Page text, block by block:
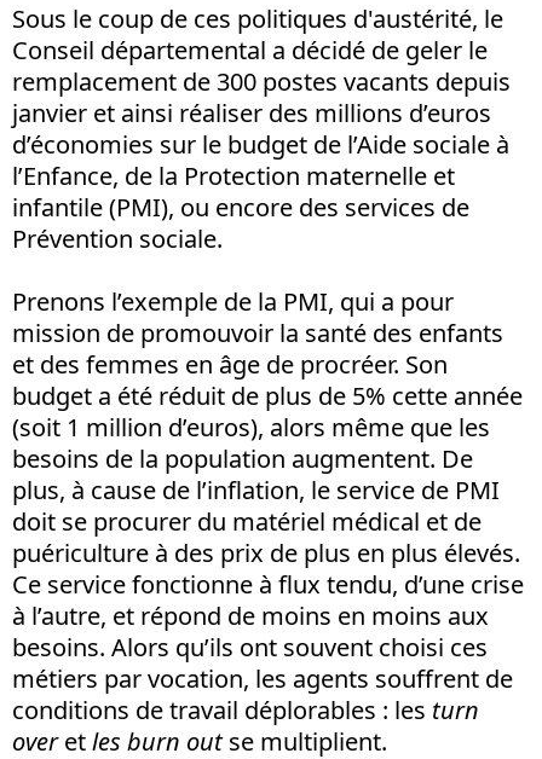
Sous le coup de ces politiques d'austérité, le
Conseil départemental a décidé de geler le
remplacement de 300 postes vacants depuis
janvier et ainsi réaliser des millions d’euros
d’économies sur le budget de l’Aide sociale à
l’Enfance, de la Protection maternelle et
infantile (PMI), ou encore des services de
Prévention sociale.
Prenons l’exemple de la PMI, qui a pour
mission de promouvoir la santé des enfants
et des femmes en âge de procréer. Son
budget a été réduit de plus de 5% cette année
(soit 1 million d’euros), alors même que les
besoins de la population augmentent. De
plus, à cause de l’inflation, le service de PMI
doit se procurer du matériel médical et de
puériculture à des prix de plus en plus élevés.
Ce service fonctionne à flux tendu, d’une crise
à l’autre, et répond de moins en moins aux
besoins. Alors qu’ils ont souvent choisi ces
métiers par vocation, les agents souffrent de
conditions de travail déplorables : les turn
overetles burn outse multiplient.